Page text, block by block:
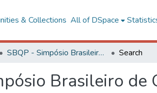
& Collections All of DSpace
SBQP - Simpósio Brasileiro de Qualidade do Projeto no Ambiente Construído Search
Brasileiro